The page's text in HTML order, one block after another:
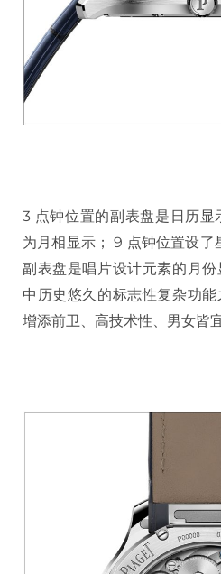
3 点钟位置的副表盘是日历
为月相显示； 9 点钟位置设了
副表盘是唱片设计元素的月
中历史悠久的标志性复杂功
增添前卫、高技术性、男女皆